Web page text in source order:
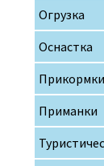
Огрузка
Оснастка
Приманки